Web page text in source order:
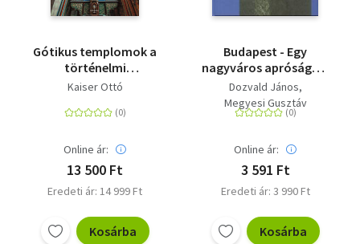
Gótikus templomok a
történelmi
Magyarországon
Kaiser Ottó
Online ár:
13 500 Ft
Eredeti ár: 14 999 Ft
Kosárba
Budapest - Egy
nagyváros apróságai -
BUDAPEST - EGY
NAGYVÁROS
APRÓSÁGAI
Dozvald János
Megyesi Gusztáv
Online ár:
3 591 Ft
Eredeti ár: 3 990 Ft
Kosárba